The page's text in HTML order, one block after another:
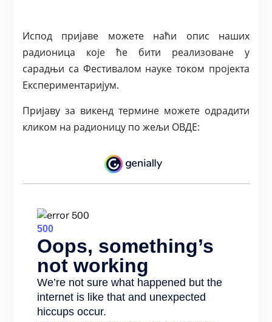
Испод пријаве можете наћи опис наших
радионица које ће бити реализоване у
сарадњи са Фестивалом науке током пројекта
Експериментаријум.
Пријаву за викенд термине можете одрадити
кликом на радионицу по жељи ОВДЕ: